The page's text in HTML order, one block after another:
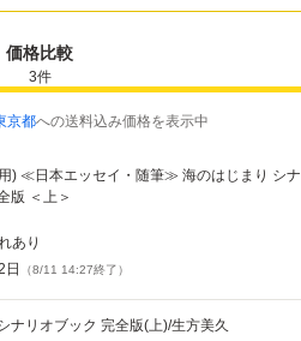
価格比較
3件
京都への送料込み価格を表示中
) ≪日本エッセイ・随筆≫ 海のはじまり シナ
版 ＜上＞
あり
日 （8/11 14:27終了）
ナリオブック 完全版(上)/生方美久